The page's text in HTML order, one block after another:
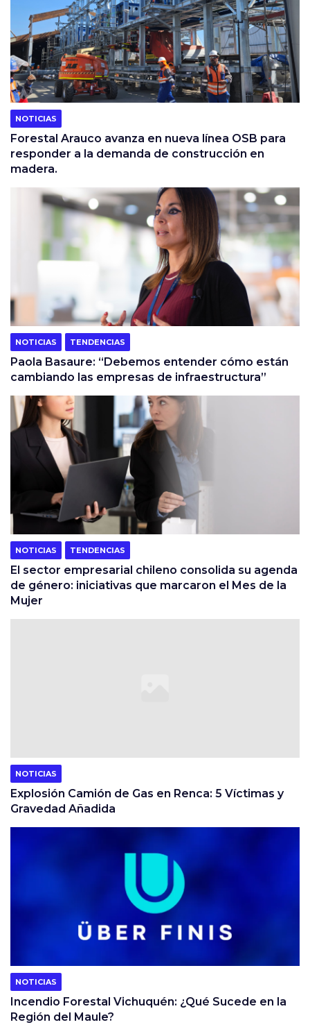
NOTICIAS
Forestal Arauco avanza en nueva línea OSB para
responder a la demanda de construcción en
madera.
NOTICIAS TENDENCIAS
Paola Basaure: “Debemos entender cómo están
cambiando las empresas de infraestructura”
NOTICIAS TENDENCIAS
El sector empresarial chileno consolida su agenda
de género: iniciativas que marcaron el Mes de la
Mujer
NOTICIAS
Explosión Camión de Gas en Renca: 5 Víctimas y
Gravedad Añadida
NOTICIAS
Incendio Forestal Vichuquén: ¿Qué Sucede en la
Región del Maule?